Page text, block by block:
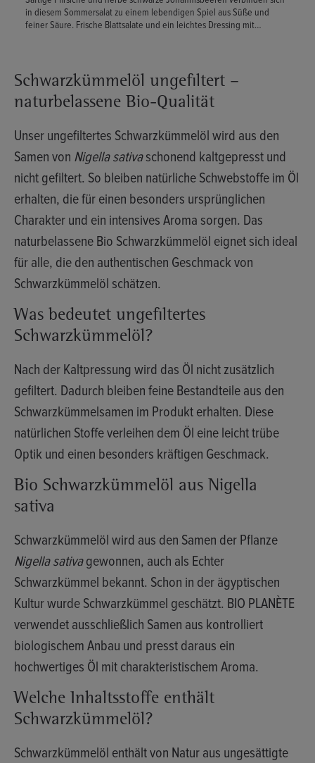
in diesem Sommersalat zu einem lebendigen Spiel aus Süße und
feiner Säure. Frische Blattsalate und ein leichtes Dressing mit
Schwarzkümmelöl ungefiltert –
naturbelassene Bio-Qualität
Unser ungefiltertes Schwarzkümmelöl wird aus den
Samen von Nigella sativaschonend kaltgepresst und
nicht gefiltert. So bleiben natürliche Schwebstoffe im Öl
erhalten, die für einen besonders ursprünglichen
Charakter und ein intensives Aroma sorgen. Das
naturbelassene Bio Schwarzkümmelöl eignet sich ideal
für alle, die den authentischen Geschmack von
Schwarzkümmelöl schätzen.
Was bedeutet ungefiltertes
Schwarzkümmelöl?
Nach der Kaltpressung wird das Öl nicht zusätzlich
gefiltert. Dadurch bleiben feine Bestandteile aus den
Schwarzkümmelsamen im Produkt erhalten. Diese
natürlichen Stoffe verleihen dem Öl eine leicht trübe
Optik und einen besonders kräftigen Geschmack.
Bio Schwarzkümmelöl aus Nigella
sativa
Schwarzkümmelöl wird aus den Samen der Pflanze
Nigella sativagewonnen, auch als Echter
Schwarzkümmel bekannt. Schon in der ägyptischen
Kultur wurde Schwarzkümmel geschätzt. BIO PLANÈTE
verwendet ausschließlich Samen aus kontrolliert
biologischem Anbau und presst daraus ein
hochwertiges Öl mit charakteristischem Aroma.
Welche Inhaltsstoffe enthält
Schwarzkümmelöl?
Schwarzkümmelöl enthält von Natur aus ungesättigte